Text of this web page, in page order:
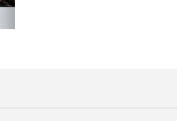
Zn≥0.20% 矿物腐植酸≥3%